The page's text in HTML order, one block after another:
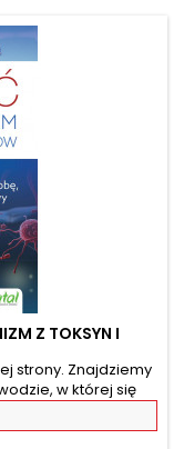
Z TOKSYN I
strony. Znajdziemy
w której się
zakażenia? Jak
się nieproszeni